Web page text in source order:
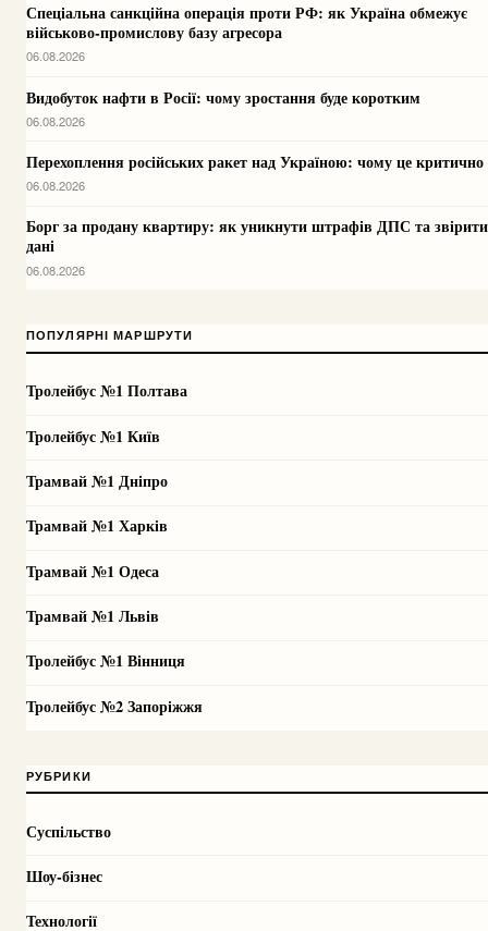
Спеціальна санкційна операція проти РФ: як Україна обмежує
військово-промислову базу агресора
06.08.2026
Видобуток нафти в Росії: чому зростання буде коротким
06.08.2026
Перехоплення російських ракет над Україною: чому це критично
06.08.2026
Борг за продану квартиру: як уникнути штрафів ДПС та звірити
дані
06.08.2026
ПОПУЛЯРНІ МАРШРУТИ
Тролейбус №1 Полтава
Тролейбус №1 Київ
Трамвай №1 Дніпро
Трамвай №1 Харків
Трамвай №1 Одеса
Трамвай №1 Львів
Тролейбус №1 Вінниця
Тролейбус №2 Запоріжжя
РУБРИКИ
Суспільство
Шоу-бізнес
Технології